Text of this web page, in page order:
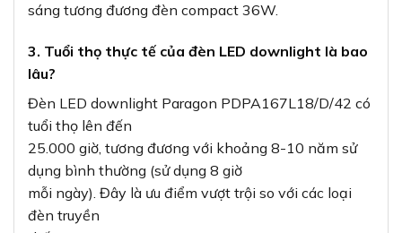
sáng tương đương đèn compact 36W.
3. Tuổi thọ thực tế của đèn LED downlight là bao
lâu?
Đèn LED downlight Paragon PDPA167L18/D/42 có
tuổi thọ lên đến
25.000 giờ, tương đương với khoảng 8-10 năm sử
dụng bình thường (sử dụng 8 giờ
mỗi ngày). Đây là ưu điểm vượt trội so với các loại
đèn truyền